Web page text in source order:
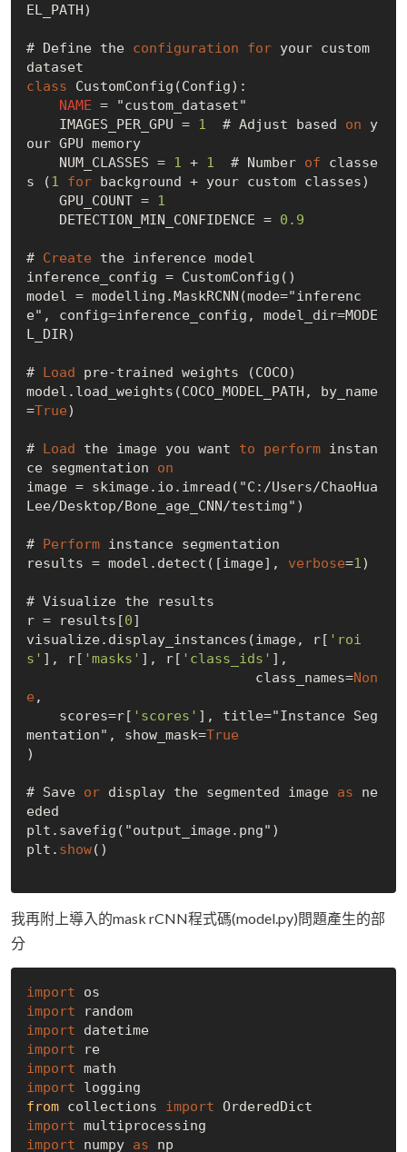
EL_PATH)
# Define the configuration for your custom
class CustomConfig(Config):
NAME = "custom_dataset"
    IMAGES_PER_GPU =
1
  # Adjust based
on y
our GPU memory
    NUM_CLASSES =
1 + 1
  # Number
of classe
s (1 for background + your custom classes)
    GPU_COUNT =
1
    DETECTION_MIN_CONFIDENCE =
0.9
# Create the inference model
inference_config = CustomConfig()
model = modelling.MaskRCNN(mode="inferenc
e", config=inference_config, model_dir=MODE
L_DIR)
# Load pre-trained weights (COCO)
model.load_weights(COCO_MODEL_PATH, by_name
=True)
# Load the image you want to perform instan
ce segmentation on
image = skimage.io.imread("C:/Users/ChaoHua
Lee/Desktop/Bone_age_CNN/testimg")
# Perform instance segmentation
results = model.detect([image], verbose=1 )
# Visualize the results
r = results[0]
visualize.display_instances(image, r[ 'roi
s' ], r[ 'masks' ], r[ 'class_ids' ],
                            class_names=
Non
e ,
    scores=r[
'scores' ], title="Instance Seg
mentation", show_mask=True
)
# Save or display the segmented image as ne
eded
plt.savefig("output_image.png")
plt. show()
我再附上導入的mask rCNN程式碼(model.py)問題產生的部
分
import
import
random
import
datetime
import
re
import
import
from collections import
import
import numpy as